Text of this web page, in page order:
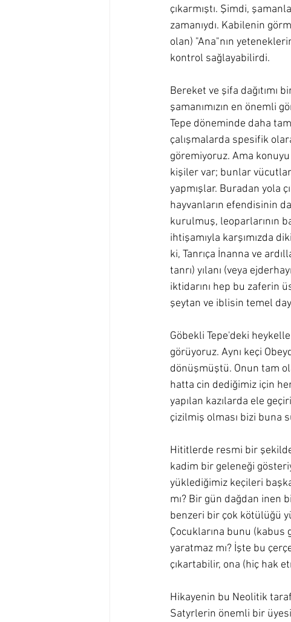
çıkarmıştı. Şimdi,
zamanıydı. Kabilenin
olan) "Ana"nın
kontrol sağlayabilirdi.
Bereket ve şifa dağıtımı
şamanımızın en önemli
Tepe döneminde daha
çalışmalarda spesifik
göremiyoruz. Ama
kişiler var; bunlar
yapmışlar. Buradan yola
hayvanların efendisinin
kurulmuş, leoparlarının
ihtişamıyla karşımızda
ki, Tanrıça İnanna ve
tanrı) yılanı (veya
iktidarını hep bu zaferin
şeytan ve iblisin temel
Göbekli Tepe'deki
görüyoruz. Aynı keçi
dönüşmüştü. Onun tam
hatta cin dediğimiz için
yapılan kazılarda ele
çizilmiş olması bizi buna
Hititlerde resmi bir
kadim bir geleneği
yüklediğimiz keçileri
mı? Bir gün dağdan inen
benzeri bir çok kötülüğü
Çocuklarına bunu
yaratmaz mı? İşte bu
çıkartabilir, ona (hiç hak
Hikayenin bu Neolitik
Satyrlerin önemli bir